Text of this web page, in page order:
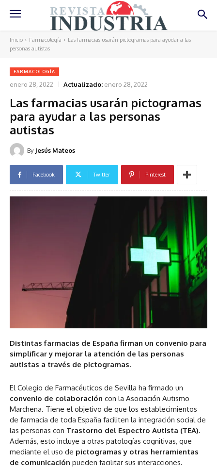
Inicio Farmacología
Las farmacias usarán pictogramas para ayudar a las
personas autistas
FARMACOLOGÍA
enero 28, 2022 Actualizado: enero 28, 2022
Las farmacias usarán pictogramas
para ayudar a las personas
autistas
By Jesús Mateos
Facebook Twitter Pinterest
Distintas farmacias de España firman un convenio para
simplificar y mejorar la atención de las personas
autistas a través de pictogramas.
El Colegio de Farmacéuticos de Sevilla ha firmado un
convenio de colaboración con la Asociación Autismo
Marchena. Tiene el objetivo de que los establecimientos
de farmacia de toda España faciliten la integración social de
las personas con Trastorno del Espectro Autista (TEA).
Además, esto incluye a otras patologías cognitivas, que
mediante el uso de pictogramas y otras herramientas
de comunicación pueden facilitar sus interacciones.